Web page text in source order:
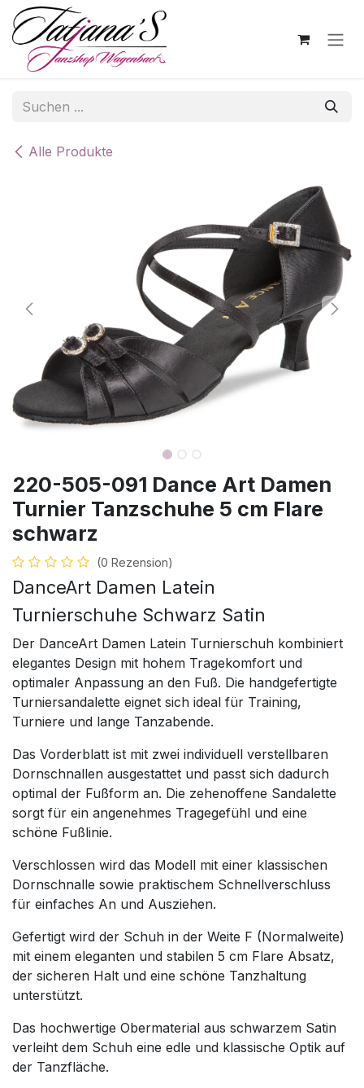
Zum Inhalt springen
Alle Produkte
220-505-091 Dance Art Damen
Turnier Tanzschuhe 5 cm Flare
schwarz
(0 Rezension)
DanceArt Damen Latein
Turnierschuhe Schwarz Satin
Der DanceArt Damen Latein Turnierschuh kombiniert
elegantes Design mit hohem Tragekomfort und
optimaler Anpassung an den Fuß. Die handgefertigte
Turniersandalette eignet sich ideal für Training,
Turniere und lange Tanzabende.
Das Vorderblatt ist mit zwei individuell verstellbaren
Dornschnallen ausgestattet und passt sich dadurch
optimal der Fußform an. Die zehenoffene Sandalette
sorgt für ein angenehmes Tragegefühl und eine
schöne Fußlinie.
Verschlossen wird das Modell mit einer klassischen
Dornschnalle sowie praktischem Schnellverschluss
für einfaches An und Ausziehen.
Gefertigt wird der Schuh in der Weite F (Normalweite)
mit einem eleganten und stabilen 5 cm Flare Absatz,
der sicheren Halt und eine schöne Tanzhaltung
unterstützt.
Das hochwertige Obermaterial aus schwarzem Satin
verleiht dem Schuh eine edle und klassische Optik auf
der Tanzfläche.